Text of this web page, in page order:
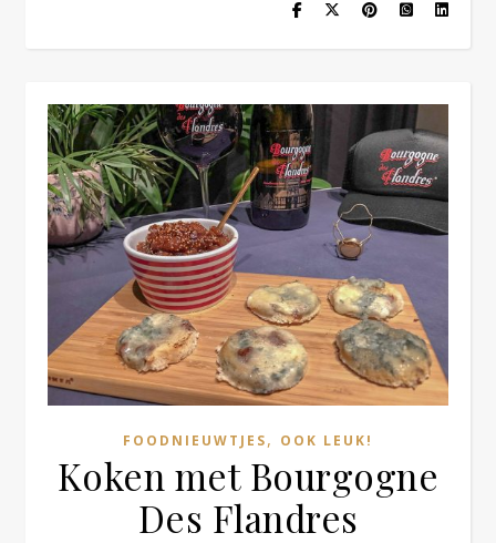
FOODNIEUWTJES, OOK LEUK!
Koken met Bourgogne
Des Flandres